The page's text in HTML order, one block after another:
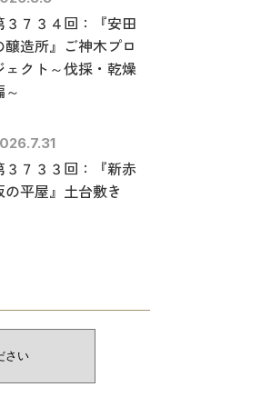
３７３４回：『安田
醸造所』ご神木プロ
ェクト～伐採・乾燥
～
３７３３回：『新赤
の平屋』土台敷き